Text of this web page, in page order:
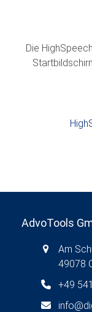
Die
AdvoTools
Am
49078
+49